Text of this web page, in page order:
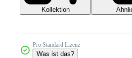
Kollektion
Pro Standard Lizenz
Was ist das?